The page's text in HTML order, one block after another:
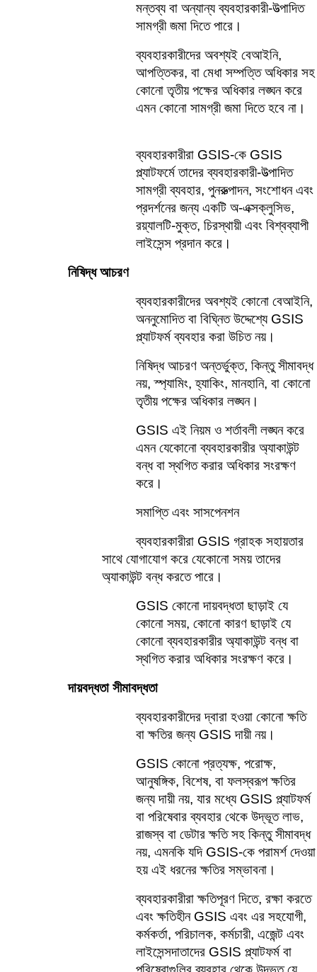
মন্তব্য বা অন্যান্য ব্যবহারকারী-উত্পাদিত
সামগ্রী জমা দিতে পারে।
ব্যবহারকারীদের অবশ্যই বেআইনি,
আপত্তিকর, বা মেধা সম্পত্তি অধিকার সহ
কোনো তৃতীয় পক্ষের অধিকার লঙ্ঘন করে
এমন কোনো সামগ্রী জমা দিতে হবে না।
ব্যবহারকারীরা GSIS-কে GSIS
প্ল্যাটফর্মে তাদের ব্যবহারকারী-উত্পাদিত
সামগ্রী ব্যবহার, পুনরুত্পাদন, সংশোধন এবং
প্রদর্শনের জন্য একটি অ-এক্সক্লুসিভ,
রয়্যালটি-মুক্ত, চিরস্থায়ী এবং বিশ্বব্যাপী
লাইসেন্স প্রদান করে।
নিষিদ্ধ আচরণ
ব্যবহারকারীদের অবশ্যই কোনো বেআইনি,
অননুমোদিত বা বিঘ্নিত উদ্দেশ্যে GSIS
প্ল্যাটফর্ম ব্যবহার করা উচিত নয়।
নিষিদ্ধ আচরণ অন্তর্ভুক্ত, কিন্তু সীমাবদ্ধ
নয়, স্প্যামিং, হ্যাকিং, মানহানি, বা কোনো
তৃতীয় পক্ষের অধিকার লঙ্ঘন।
GSIS এই নিয়ম ও শর্তাবলী লঙ্ঘন করে
এমন যেকোনো ব্যবহারকারীর অ্যাকাউন্ট
বন্ধ বা স্থগিত করার অধিকার সংরক্ষণ
করে।
সমাপ্তি এবং সাসপেনশন
ব্যবহারকারীরা GSIS গ্রাহক সহায়তার
সাথে যোগাযোগ করে যেকোনো সময় তাদের
অ্যাকাউন্ট বন্ধ করতে পারে।
GSIS কোনো দায়বদ্ধতা ছাড়াই যে
কোনো সময়, কোনো কারণ ছাড়াই যে
কোনো ব্যবহারকারীর অ্যাকাউন্ট বন্ধ বা
স্থগিত করার অধিকার সংরক্ষণ করে।
দায়বদ্ধতা সীমাবদ্ধতা
ব্যবহারকারীদের দ্বারা হওয়া কোনো ক্ষতি
বা ক্ষতির জন্য GSIS দায়ী নয়।
GSIS কোনো প্রত্যক্ষ, পরোক্ষ,
আনুষঙ্গিক, বিশেষ, বা ফলস্বরূপ ক্ষতির
জন্য দায়ী নয়, যার মধ্যে GSIS প্ল্যাটফর্ম
বা পরিষেবার ব্যবহার থেকে উদ্ভূত লাভ,
রাজস্ব বা ডেটার ক্ষতি সহ কিন্তু সীমাবদ্ধ
নয়, এমনকি যদি GSIS-কে পরামর্শ দেওয়া
হয় এই ধরনের ক্ষতির সম্ভাবনা।
ব্যবহারকারীরা ক্ষতিপূরণ দিতে, রক্ষা করতে
এবং ক্ষতিহীন GSIS এবং এর সহযোগী,
কর্মকর্তা, পরিচালক, কর্মচারী, এজেন্ট এবং
লাইসেন্সদাতাদের GSIS প্ল্যাটফর্ম বা